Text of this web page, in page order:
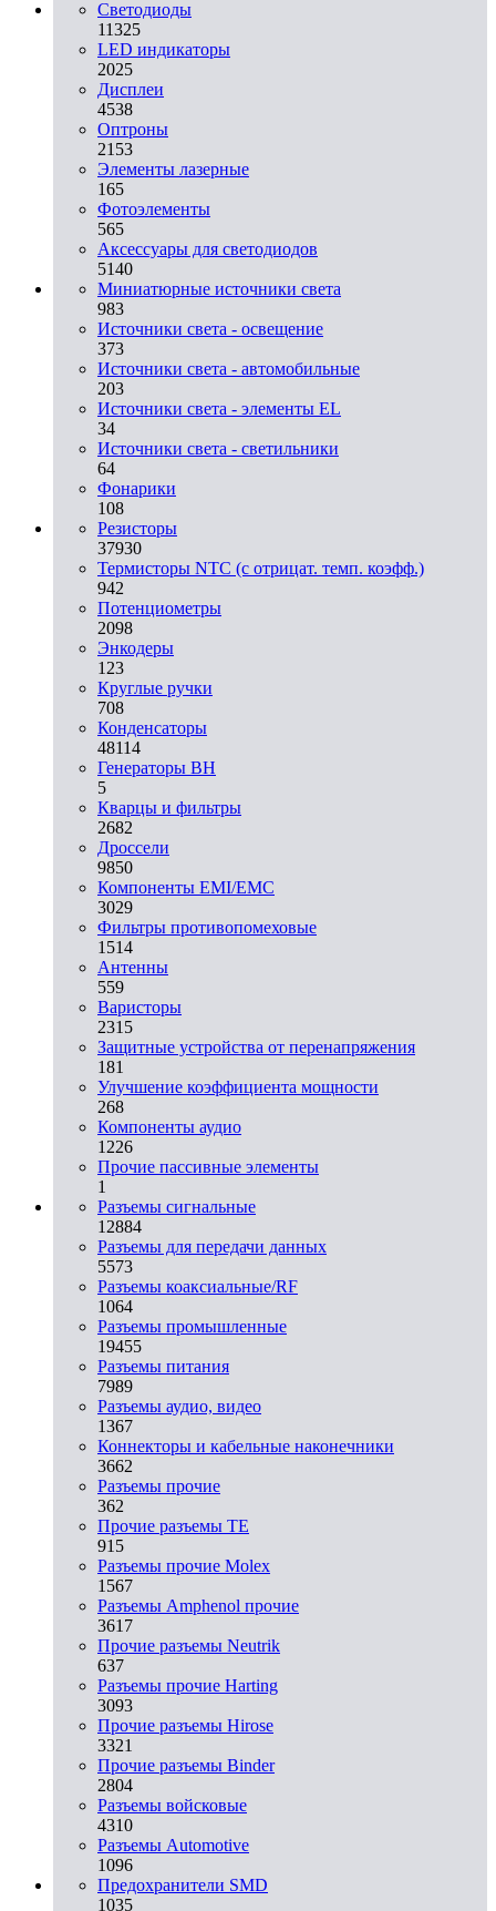
Светодиоды
11325
LED индикаторы
2025
Дисплеи
4538
Оптроны
2153
Элементы лазерные
165
Фотоэлементы
565
Аксессуары для светодиодов
5140
Миниатюрные источники света
983
Источники света - освещение
373
Источники света - автомобильные
203
Источники света - элементы EL
34
Источники света - светильники
64
Фонарики
108
Резисторы
37930
Термисторы NTC (с отрицат. темп. коэфф.)
942
Потенциометры
2098
Энкодеры
123
Круглые ручки
708
Конденсаторы
48114
Генераторы ВН
5
Кварцы и фильтры
2682
Дроссели
9850
Компоненты EMI/EMC
3029
Фильтры противопомеховые
1514
Антенны
559
Варисторы
2315
Защитные устройства от перенапряжения
181
Улучшение коэффициента мощности
268
Компоненты аудио
1226
Прочие пассивные элементы
1
Разъeмы сигнальные
12884
Разъeмы для передачи данных
5573
Разъeмы коаксиальные/RF
1064
Разъeмы промышленные
19455
Разъeмы питания
7989
Разъeмы аудио, видео
1367
Коннекторы и кабельные наконечники
3662
Разъeмы прочие
362
Прочие разъемы TE
915
Разъемы прочие Molex
1567
Разъемы Amphenol прочие
3617
Прочие разъемы Neutrik
637
Разъемы прочие Harting
3093
Прочие разъемы Hirose
3321
Прочие разъемы Binder
2804
Разъемы войсковые
4310
Разъeмы Automotive
1096
Предохранители SMD
1035